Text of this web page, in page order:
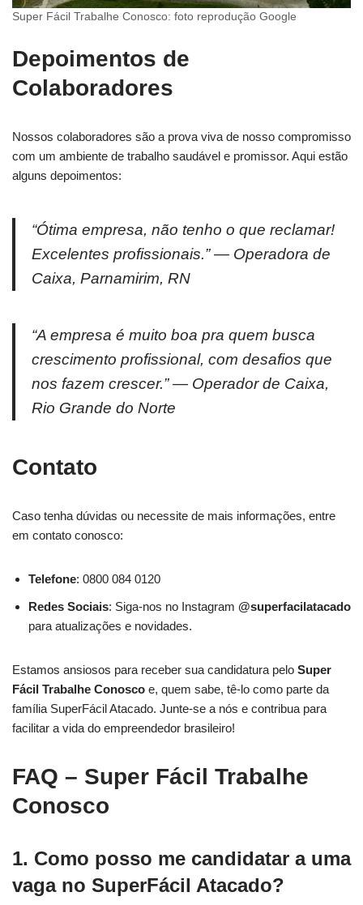
Super Fácil Trabalhe Conosco: foto reprodução Google
Depoimentos de
Colaboradores
Nossos colaboradores são a prova viva de nosso compromisso
com um ambiente de trabalho saudável e promissor. Aqui estão
alguns depoimentos:
“Ótima empresa, não tenho o que reclamar!
Excelentes profissionais.”— Operadora de
Caixa, Parnamirim, RN
“A empresa é muito boa pra quem busca
crescimento profissional, com desafios que
nos fazem crescer.”— Operador de Caixa,
Rio Grande do Norte
Contato
Caso tenha dúvidas ou necessite de mais informações, entre
em contato conosco:
Telefone: 0800 084 0120
Redes Sociais: Siga-nos no Instagram @superfacilatacado
para atualizações e novidades.
Estamos ansiosos para receber sua candidatura pelo Super
Fácil Trabalhe Conosco e, quem sabe, tê-lo como parte da
família SuperFácil Atacado. Junte-se a nós e contribua para
facilitar a vida do empreendedor brasileiro!
FAQ – Super Fácil Trabalhe
Conosco
1. Como posso me candidatar a uma
vaga no SuperFácil Atacado?